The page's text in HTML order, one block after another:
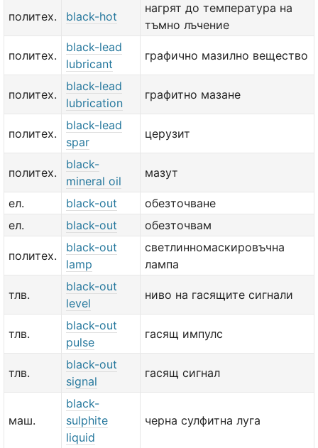
политех. black-hot
нагрят до температура на
тъмно лъчение
политех.
black-lead
lubricant
графично мазилно вещество
политех.
black-lead
lubrication
графитно мазане
политех.
black-lead
spar
церузит
политех.
black-
mineral oil
мазут
ел. black-out
обезточване
ел.
black-out обезточвам
политех.
black-out
lamp
светлинномаскировъчна
лампа
тлв.
black-out
level
ниво на гасящите сигнали
тлв.
black-out
pulse
гасящ импулс
тлв.
black-out
signal
гасящ сигнал
маш.
black-
sulphite
liquid
черна сулфитна луга